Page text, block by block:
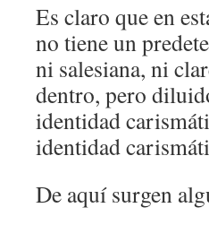
Es claro que en
no tiene un
ni salesiana, ni
dentro, pero
identidad
identidad
De aquí surgen